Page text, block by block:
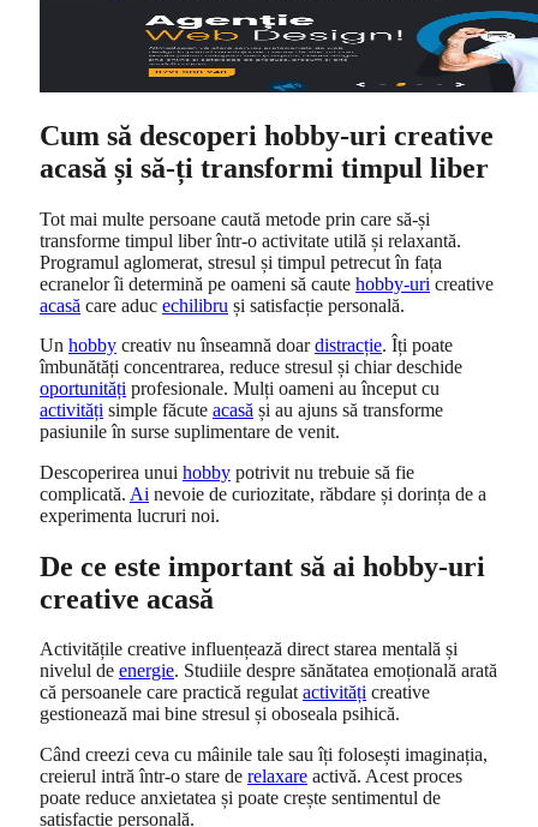
Cum să descoperi hobby-uri creative
acasă și să-ți transformi timpul liber
Tot mai multe persoane caută metode prin care să-și
transforme timpul liber într-o activitate utilă și relaxantă.
Programul aglomerat, stresul și timpul petrecut în fața
ecranelor îi determină pe oameni să caute hobby-uri creative
acasă care aduc echilibru și satisfacție personală.
Un hobby creativ nu înseamnă doardistracție. Îți poate
îmbunătăți concentrarea, reduce stresul și chiar deschide
oportunități profesionale. Mulți oameni au început cu
activități simple făcute acasă și au ajuns să transforme
pasiunile în surse suplimentare de venit.
Descoperirea unui hobby potrivit nu trebuie să fie
complicată. Ai nevoie de curiozitate, răbdare și dorința de a
experimenta lucruri noi.
De ce este important să ai hobby-uri
creative acasă
Activitățile creative influențează direct starea mentală și
nivelul de energie. Studiile despre sănătatea emoțională arată
că persoanele care practică regulat activități creative
gestionează mai bine stresul și oboseala psihică.
Când creezi ceva cu mâinile tale sau îți folosești imaginația,
creierul intră într-o stare de relaxare activă. Acest proces
poate reduce anxietatea și poate crește sentimentul de
satisfacție personală.